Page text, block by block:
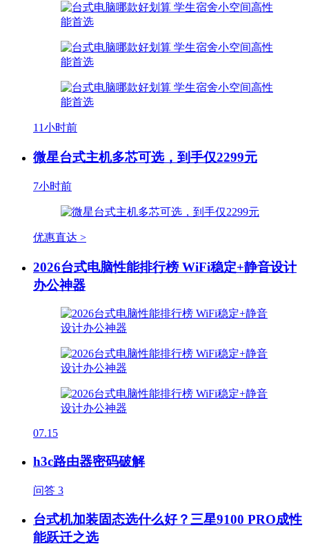
11小时前
微星台式主机多芯可选，到手仅2299元
7小时前
优惠直达 >
2026台式电脑性能排行榜 WiFi稳定+静音设计
办公神器
07.15
h3c路由器密码破解
问答 3
台式机加装固态选什么好？三星9100 PRO成性
能跃迁之选